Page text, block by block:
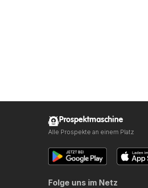
Prospektmaschine
Alle Prospekte an einem Platz
Folge uns im Netz